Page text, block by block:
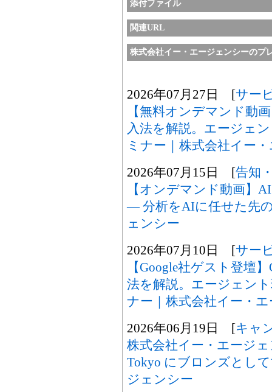
添付ファイル
関連URL
株式会社イー・エージェンシーのプ
2026年07月27日 [サー
【無料オンデマンド動
入法を解説。エージェ
ミナー｜株式会社イー
2026年07月15日 [告知
【オンデマンド動画】
― 分析をAIに任せた先
ェンシー
2026年07月10日 [サー
【Google社ゲスト登壇
法を解説。エージェン
ナー｜株式会社イー・
2026年06月19日 [キャ
株式会社イー・エージェ
Tokyo にブロンズとし
ジェンシー